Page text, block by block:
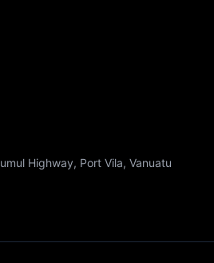
Highway, Port Vila, Vanuatu